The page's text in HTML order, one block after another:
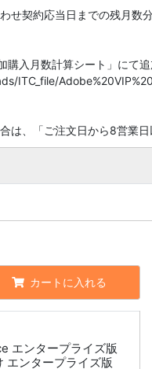
せ契約応当日までの残月数
購入月数計算シート」にて
ITC_file/
は、「ご注文日から8営業
カートに入れる
エンタープライズ版
エンタープライズ版